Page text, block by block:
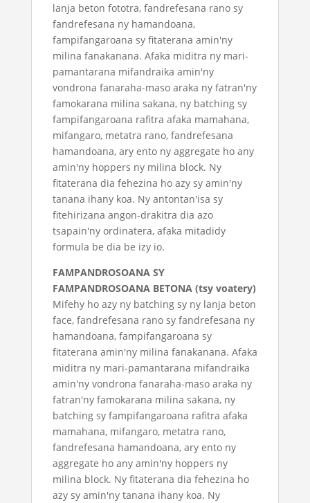
lanja beton fototra, fandrefesana rano sy
fandrefesana ny hamandoana,
fampifangaroana sy fitaterana amin'ny
milina fanakanana. Afaka miditra ny mari-
pamantarana mifandraika amin'ny
vondrona fanaraha-maso araka ny fatran'ny
famokarana milina sakana, ny batching sy
fampifangaroana rafitra afaka mamahana,
mifangaro, metatra rano, fandrefesana
hamandoana, ary ento ny aggregate ho any
amin'ny hoppers ny milina block. Ny
fitaterana dia fehezina ho azy sy amin'ny
tanana ihany koa. Ny antontan'isa sy
fitehirizana angon-drakitra dia azo
tsapain'ny ordinatera, afaka mitadidy
formula be dia be izy io.
FAMPANDROSOANA SY
FAMPANDROSOANA BETONA (tsy voatery)
Mifehy ho azy ny batching sy ny lanja beton
face, fandrefesana rano sy fandrefesana ny
hamandoana, fampifangaroana sy
fitaterana amin'ny milina fanakanana. Afaka
miditra ny mari-pamantarana mifandraika
amin'ny vondrona fanaraha-maso araka ny
fatran'ny famokarana milina sakana, ny
batching sy fampifangaroana rafitra afaka
mamahana, mifangaro, metatra rano,
fandrefesana hamandoana, ary ento ny
aggregate ho any amin'ny hoppers ny
milina block. Ny fitaterana dia fehezina ho
azy sy amin'ny tanana ihany koa. Ny